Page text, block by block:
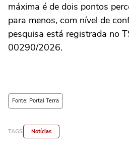
máxima é de dois pontos
para menos, com nível de
pesquisa está registrada no
00290/2026.
Fonte: Portal Terra
TAGS Notícias